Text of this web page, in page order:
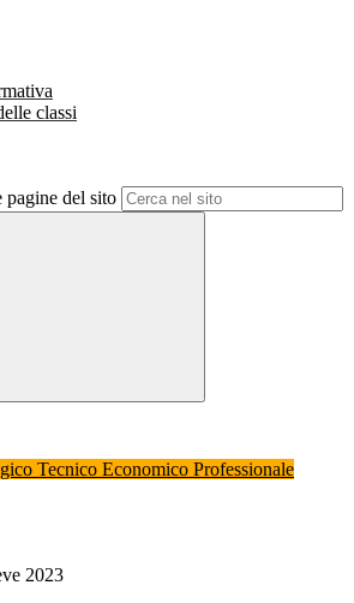
classi
pagine del sito
Tecnico Economico Professionale
2023